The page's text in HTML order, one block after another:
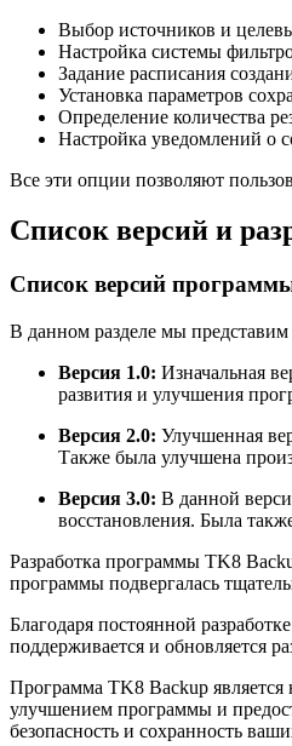
Выбор источников и
Настройка системы
Задание расписания
Установка параметров
Определение количества
Настройка уведомлений о
Все эти опции позволяют
Список версий и
Список версий
В данном разделе мы
Версия 1.0: Изначальная
развития и улучшения
Версия 2.0: Улучшенная
Также была улучшена
Версия 3.0: В данной
восстановления. Была
Разработка программы TK8
программы подвергалась
Благодаря постоянной
поддерживается и обновляется
Программа TK8 Backup
улучшением программы и
безопасность и сохранность